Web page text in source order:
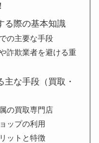
る際の基本知識
の主要な手段
詐欺業者を避ける重
主な手段（買取・
の買取専門店
ップの利用
ットと特徴